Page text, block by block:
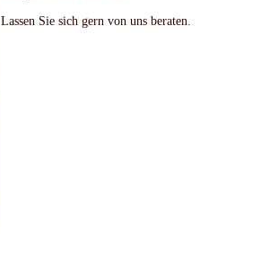
Lassen Sie sich gern von uns beraten.